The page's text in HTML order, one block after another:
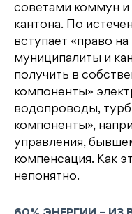
советами коммун
кантона. По
вступает «право
муниципалиты и
получить в
компоненты»
водопроводы,
компоненты»,
управления,
компенсация. Как
непонятно.